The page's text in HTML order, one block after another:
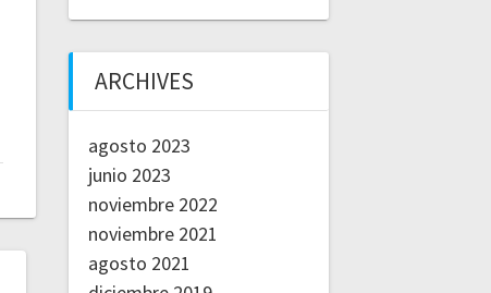
ARCHIVES
agosto 2023
junio 2023
noviembre 2022
noviembre 2021
agosto 2021